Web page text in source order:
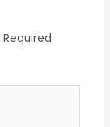
Required